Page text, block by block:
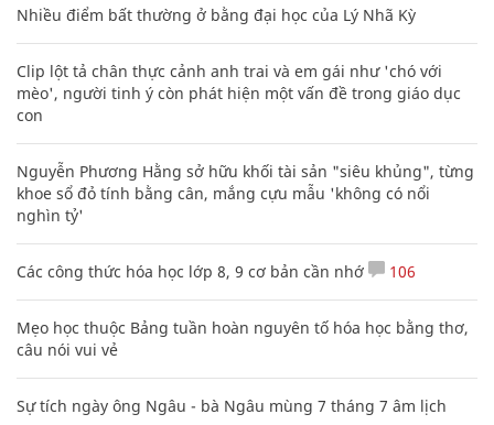
Nhiều điểm bất thường ở bằng đại học của Lý Nhã Kỳ
Clip lột tả chân thực cảnh anh trai và em gái như 'chó với
mèo', người tinh ý còn phát hiện một vấn đề trong giáo dục
con
Nguyễn Phương Hằng sở hữu khối tài sản "siêu khủng", từng
khoe sổ đỏ tính bằng cân, mắng cựu mẫu 'không có nổi
nghìn tỷ'
Các công thức hóa học lớp 8, 9 cơ bản cần nhớ 106
Mẹo học thuộc Bảng tuần hoàn nguyên tố hóa học bằng thơ,
câu nói vui vẻ
Sự tích ngày ông Ngâu - bà Ngâu mùng 7 tháng 7 âm lịch